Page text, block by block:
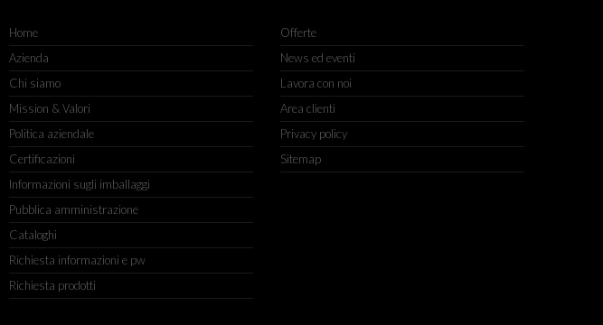
Home
Azienda
Chi siamo
Mission & Valori
Politica aziendale
Certificazioni
Informazioni sugli imballaggi
Pubblica amministrazione
Cataloghi
Richiesta informazioni e pw
Richiesta prodotti
Offerte
News ed eventi
Lavora con noi
Area clienti
Privacy policy
Sitemap